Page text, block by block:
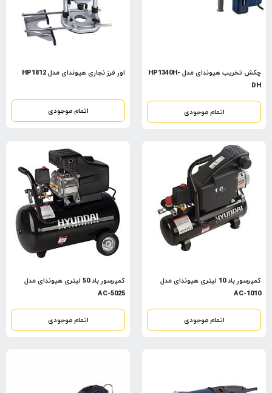
چکش تخریب هیوندای مدل HP1340H-
DH
اتمام موجودی
اور فرز نجاری هیوندای مدل HP1812
اتمام موجودی
کمپرسور باد 10 لیتری هیوندای مدل
AC-1010
اتمام موجودی
کمپرسور باد 50 لیتری هیوندای مدل
AC-5025
اتمام موجودی